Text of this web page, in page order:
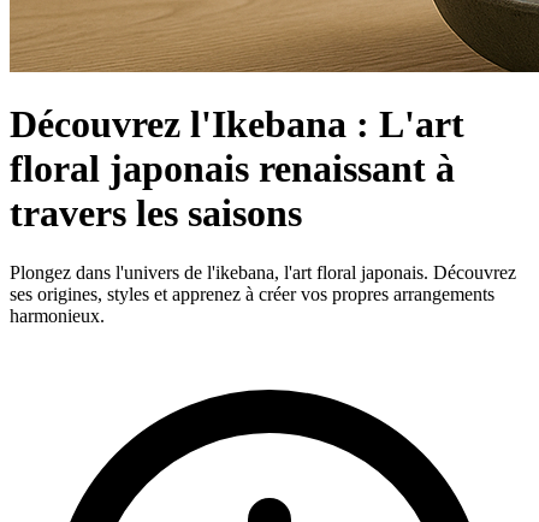
Découvrez l'Ikebana : L'art
floral japonais renaissant à
travers les saisons
Plongez dans l'univers de l'ikebana, l'art floral japonais. Découvrez
ses origines, styles et apprenez à créer vos propres arrangements
harmonieux.